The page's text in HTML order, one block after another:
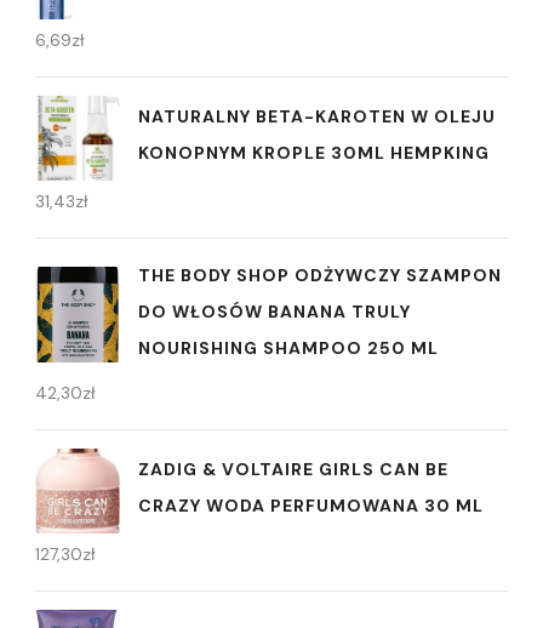
6,69zł
NATURALNY BETA-KAROTEN W OLEJU
KONOPNYM KROPLE 30ML HEMPKING
31,43zł
THE BODY SHOP ODŻYWCZY SZAMPON
DO WŁOSÓW BANANA TRULY
NOURISHING SHAMPOO 250 ML
42,30zł
ZADIG & VOLTAIRE GIRLS CAN BE
CRAZY WODA PERFUMOWANA 30 ML
127,30zł